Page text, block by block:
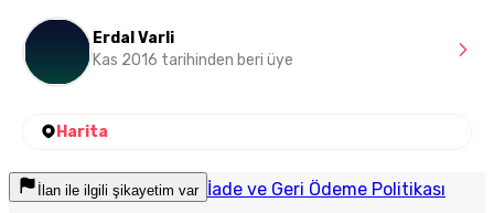
Erdal Varli
Kas 2016 tarihinden beri üye
Harita
İlan ile ilgili şikayetim var İade ve Geri Ödeme Politikası